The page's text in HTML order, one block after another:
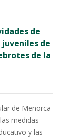
de
de
de la
de Menorca
medidas
y las